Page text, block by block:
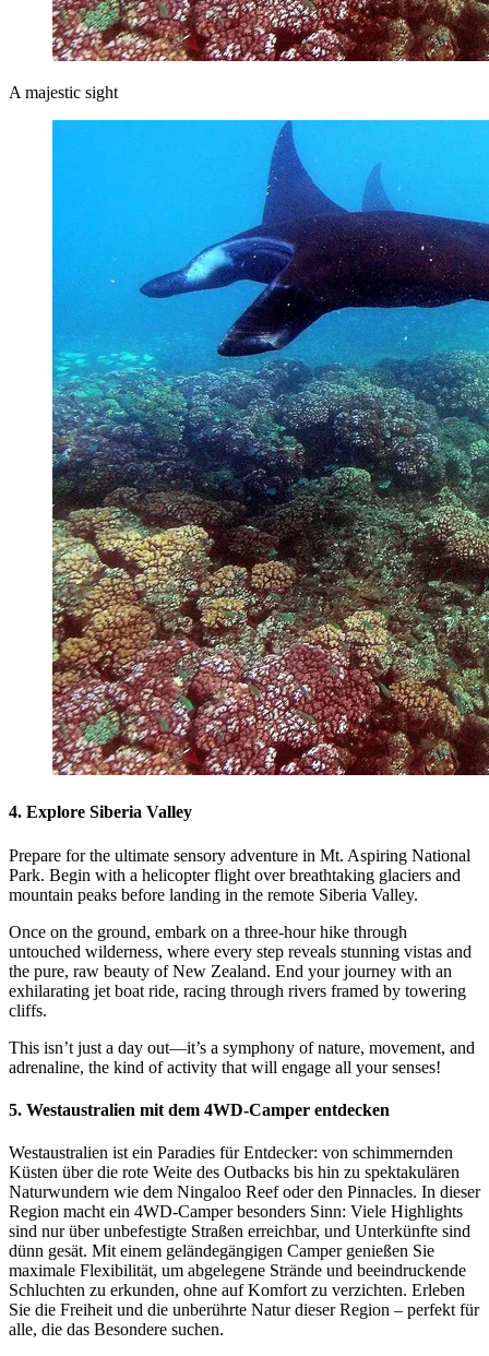
A majestic sight
4. Explore Siberia Valley
Prepare for the ultimate sensory adventure in Mt. Aspiring National
Park. Begin with a helicopter flight over breathtaking glaciers and
mountain peaks before landing in the remote Siberia Valley.
Once on the ground, embark on a three-hour hike through
untouched wilderness, where every step reveals stunning vistas and
the pure, raw beauty of New Zealand. End your journey with an
exhilarating jet boat ride, racing through rivers framed by towering
cliffs.
This isn’t just a day out—it’s a symphony of nature, movement, and
adrenaline, the kind of activity that will engage all your senses!
5. Westaustralien mit dem 4WD-Camper entdecken
Westaustralien ist ein Paradies für Entdecker: von schimmernden
Küsten über die rote Weite des Outbacks bis hin zu spektakulären
Naturwundern wie dem Ningaloo Reef oder den Pinnacles. In dieser
Region macht ein 4WD-Camper besonders Sinn: Viele Highlights
sind nur über unbefestigte Straßen erreichbar, und Unterkünfte sind
dünn gesät. Mit einem geländegängigen Camper genießen Sie
maximale Flexibilität, um abgelegene Strände und beeindruckende
Schluchten zu erkunden, ohne auf Komfort zu verzichten. Erleben
Sie die Freiheit und die unberührte Natur dieser Region – perfekt für
alle, die das Besondere suchen.